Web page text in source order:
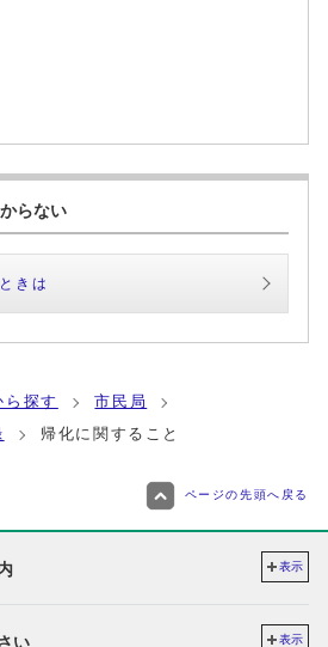
らない
きは
ら探す
市民局
帰化に関すること
ページの先頭へ戻る
表示
い 表示